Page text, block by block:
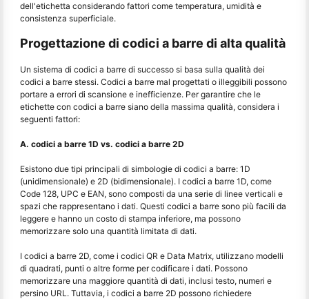
dell'etichetta considerando fattori come temperatura, umidità e
consistenza superficiale.
Progettazione di codici a barre di alta qualità
Un sistema di codici a barre di successo si basa sulla qualità dei
codici a barre stessi. Codici a barre mal progettati o illeggibili possono
portare a errori di scansione e inefficienze. Per garantire che le
etichette con codici a barre siano della massima qualità, considera i
seguenti fattori:
A. codici a barre 1D vs. codici a barre 2D
Esistono due tipi principali di simbologie di codici a barre: 1D
(unidimensionale) e 2D (bidimensionale). I codici a barre 1D, come
Code 128, UPC e EAN, sono composti da una serie di linee verticali e
spazi che rappresentano i dati. Questi codici a barre sono più facili da
leggere e hanno un costo di stampa inferiore, ma possono
memorizzare solo una quantità limitata di dati.
I codici a barre 2D, come i codici QR e Data Matrix, utilizzano modelli
di quadrati, punti o altre forme per codificare i dati. Possono
memorizzare una maggiore quantità di dati, inclusi testo, numeri e
persino URL. Tuttavia, i codici a barre 2D possono richiedere